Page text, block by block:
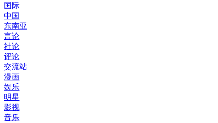
国际
中国
东南亚
言论
社论
评论
交流站
漫画
娱乐
明星
影视
音乐